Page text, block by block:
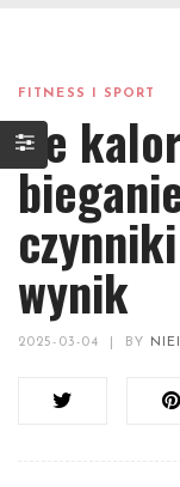
FITNESS I SPORT
Ile
wynik
2025-03-04 BY